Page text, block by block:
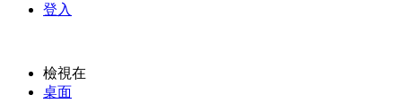
登入
檢視在
桌面